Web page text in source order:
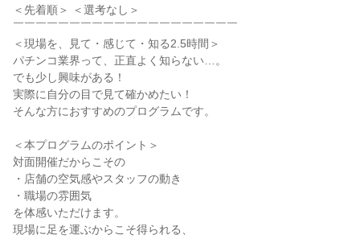
＜先着順＞ ＜選考なし＞
￣￣￣￣￣￣￣￣￣￣￣￣￣￣￣￣￣￣￣￣
＜現場を、見て・感じて・知る2.5時間＞
パチンコ業界って、正直よく知らない…。
でも少し興味がある！
実際に自分の目で見て確かめたい！
そんな方におすすめのプログラムです。
＜本プログラムのポイント＞
対面開催だからこその
・店舗の空気感やスタッフの動き
・職場の雰囲気
を体感いただけます。
現場に足を運ぶからこそ得られる、